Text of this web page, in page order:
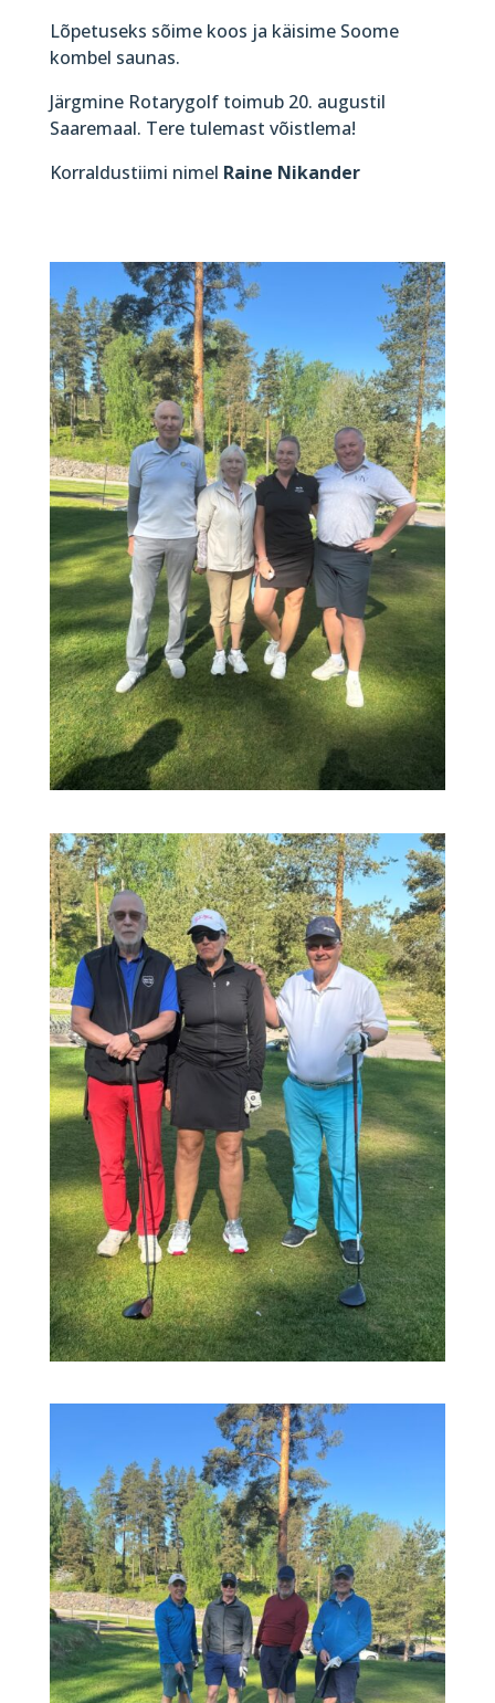
Lõpetuseks sõime koos ja käisime Soome
kombel saunas.
Järgmine Rotarygolf toimub 20. augustil
Saaremaal. Tere tulemast võistlema!
Korraldustiimi nimel Raine Nikander